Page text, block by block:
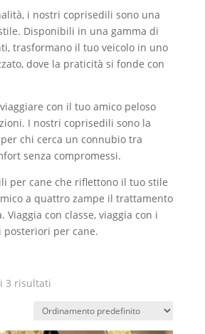
i nostri coprisedili sono una
Disponibili in una gamma di
trasformano il tuo veicolo in uno
dove la praticità si fonde con
con il tuo amico peloso
I nostri coprisedili sono la
chi cerca un connubio tra
senza compromessi.
per cane che riflettono il tuo stile
a quattro zampe il trattamento
Viaggia con classe, viaggia con i
per cane.
3 risultati